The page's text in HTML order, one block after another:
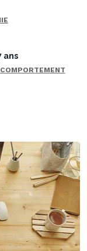
ans
COMPORTEMENT